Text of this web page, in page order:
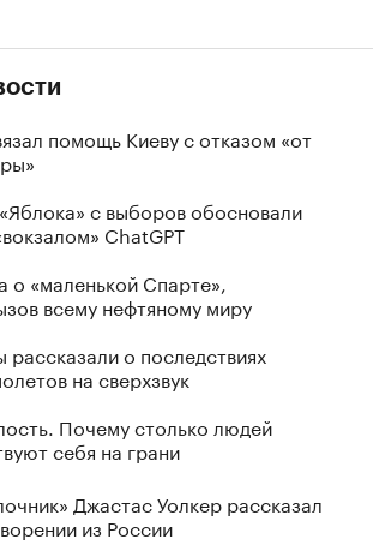
помощь Киеву с отказом «от
с выборов обосновали
ChatGPT
о «маленькой Спарте»,
всему нефтяному миру
рассказали о последствиях
на сверхзвук
Почему столько людей
себя на грани
Джастас Уолкер рассказал
из России